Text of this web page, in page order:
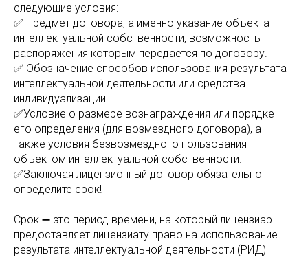
следующие условия:
✅ Предмет договора, а именно указание объекта
интеллектуальной собственности, возможность
распоряжения которым передается по договору.
✅ Обозначение способов использования результата
интеллектуальной деятельности или средства
индивидуализации.
✅Условие о размере вознаграждения или порядке
его определения (для возмездного договора), а
также условия безвозмездного пользования
объектом интеллектуальной собственности.
✅Заключая лицензионный договор обязательно
определите срок!
Срок ➖ это период времени, на который лицензиар
предоставляет лицензиату право на использование
результата интеллектуальной деятельности (РИД)